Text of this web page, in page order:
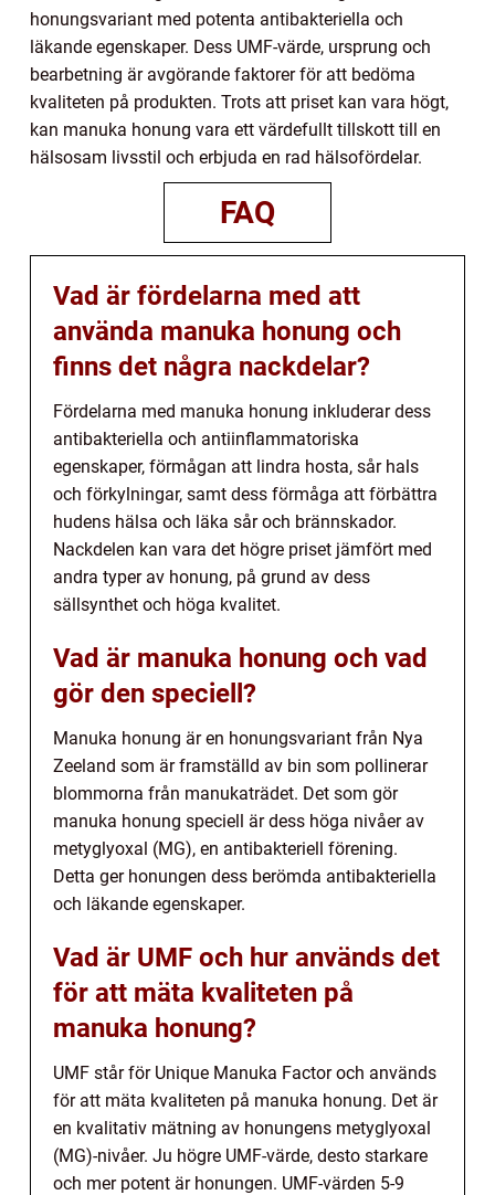
honungsvariant med potenta antibakteriella och
läkande egenskaper. Dess UMF-värde, ursprung och
bearbetning är avgörande faktorer för att bedöma
kvaliteten på produkten. Trots att priset kan vara högt,
kan manuka honung vara ett värdefullt tillskott till en
hälsosam livsstil och erbjuda en rad hälsofördelar.
FAQ
Vad är fördelarna med att
använda manuka honung och
finns det några nackdelar?
Fördelarna med manuka honung inkluderar dess
antibakteriella och antiinflammatoriska
egenskaper, förmågan att lindra hosta, sår hals
och förkylningar, samt dess förmåga att förbättra
hudens hälsa och läka sår och brännskador.
Nackdelen kan vara det högre priset jämfört med
andra typer av honung, på grund av dess
sällsynthet och höga kvalitet.
Vad är manuka honung och vad
gör den speciell?
Manuka honung är en honungsvariant från Nya
Zeeland som är framställd av bin som pollinerar
blommorna från manukaträdet. Det som gör
manuka honung speciell är dess höga nivåer av
metyglyoxal (MG), en antibakteriell förening.
Detta ger honungen dess berömda antibakteriella
och läkande egenskaper.
Vad är UMF och hur används det
för att mäta kvaliteten på
manuka honung?
UMF står för Unique Manuka Factor och används
för att mäta kvaliteten på manuka honung. Det är
en kvalitativ mätning av honungens metyglyoxal
(MG)-nivåer. Ju högre UMF-värde, desto starkare
och mer potent är honungen. UMF-värden 5-9